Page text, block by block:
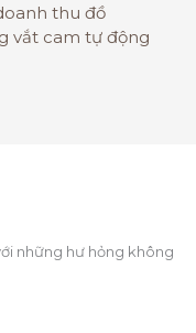
thu đồ
vắt cam tự động
những hư hỏng không